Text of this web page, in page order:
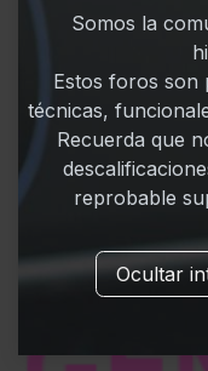
Somos la
Estos foros son
técnicas,
Recuerda que
reprobable
Ocultar